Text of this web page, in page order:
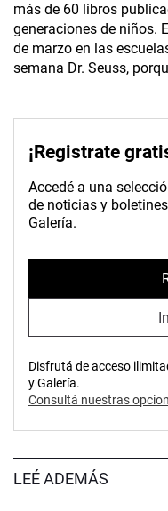
más de 60 libros
generaciones de niños.
de marzo en las
semana Dr. Seuss,
¡Registrate
Accedé a una
de noticias y
Galería.
Disfrutá de acceso
y Galería.
Consultá nuestras
LEÉ ADEMÁS